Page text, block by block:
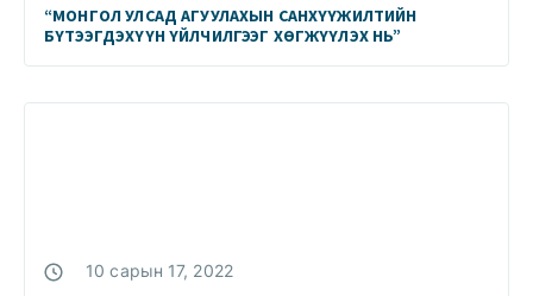
“МОНГОЛ УЛСАД АГУУЛАХЫН САНХҮҮЖИЛТИЙН
БҮТЭЭГДЭХҮҮН ҮЙЛЧИЛГЭЭГ ХӨГЖҮҮЛЭХ НЬ”
10 сарын 17, 2022